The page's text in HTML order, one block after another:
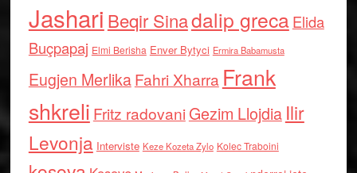
Jashari Beqir Sinadalip grecaElida
Buçpapaj Elmi Berisha Enver Bytyci Ermira Babamusta
Eugjen MerlikaFahri Xharra Frank
shkreli Fritz radovaniGezim Llojdia Ilir
Levonja Interviste Keze Kozeta Zylo Kolec Traboini